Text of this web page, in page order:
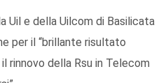
Uil e della Uilcom di Basilicata
per il “brillante risultato
rinnovo della Rsu in Telecom